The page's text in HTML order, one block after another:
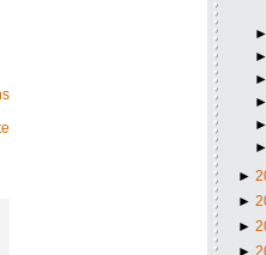
►
►
►
►